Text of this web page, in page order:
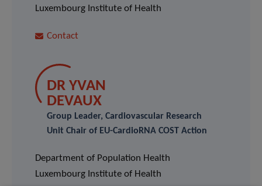
Luxembourg Institute of Health
Contact
DR YVAN
DEVAUX
Group Leader, Cardiovascular Research
Unit Chair of EU-CardioRNA COST Action
Department of Population Health
Luxembourg Institute of Health